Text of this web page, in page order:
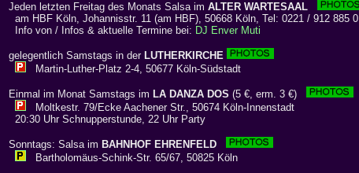
Jeden letzten Freitag des Monats Salsa im ALTER WARTESAAL
am HBF Köln, Johannisstr. 11 (am HBF), 50668 Köln, Tel: 0221 / 912 885 0
Info von / Infos & aktuelle Termine bei: DJ Enver Muti
gelegentlich Samstags in der LUTHERKIRCHE
Martin-Luther-Platz 2-4, 50677 Köln-Südstadt
Einmal im Monat Samstags im LA DANZA DOS (5 €, erm. 3 €)
Moltkestr. 79/Ecke Aachener Str., 50674 Köln-Innenstadt
20:30 Uhr Schnupperstunde, 22 Uhr Party
Sonntags: Salsa im BAHNHOF EHRENFELD
Bartholomäus-Schink-Str. 65/67, 50825 Köln